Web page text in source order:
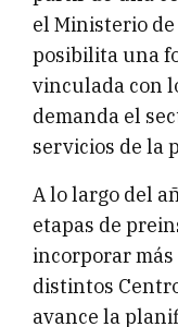
el Ministerio de
posibilita una
vinculada con
demanda el
servicios de la
A lo largo del
etapas de
incorporar
distintos
avance la